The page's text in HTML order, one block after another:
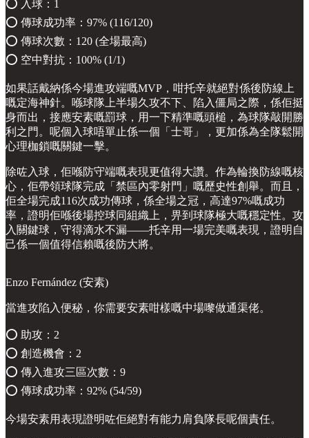
⭕️ 入球：1
⭕️ 傳球成功率：97% (116/120)
⭕️ 傳球次數：120 (全場最高)
⭕️ 空中對抗：100% (1/1)
如果話戴納係今場進攻端嘅MVP，咁托辛就絕對係後防線上
嘅定海神針。喺球隊上半場久攻不下、陷入僵局之際，係佢挺
身而出，接應安素嘅罰球，用一下精準嘅頭槌，為球隊敲開勝
利之門。呢個入球唔單止係一個「士哥」，更加係為全隊鬆開
心理枷鎖嘅關鍵一擊。
除咗入球，佢喺防守端嘅表現更值得大讚。作為輪換防線嘅核
心，佢帶領球隊完成「禁區內零射門」嘅歷史性創舉。而且，
佢全場完成116次成功傳球，係全場之冠，高達97%嘅成功
率，證明佢喺後場控球同組織上，畀到球隊極大嘅穩定性。攻
入關鍵球，守得滴水不漏——托辛用一場完美嘅表現，證明自
己係一個值得信賴嘅後防大將。
Enzo Fernández (安素)
當進攻陷入便秘，你需要安素咁樣嘅中場嚟做通渠佬。
⭕️ 助攻：2
⭕️ 創造機會：2
⭕️ 傳入進攻三區次數：9
⭕️ 傳球成功率：92% (54/59)
今場安素用表現證明咗佢絕對有能力肩負隊長呢個責任。